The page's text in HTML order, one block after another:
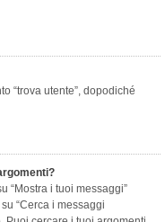
“trova utente”, dopodiché
“Mostra i tuoi messaggi”
“Cerca i messaggi